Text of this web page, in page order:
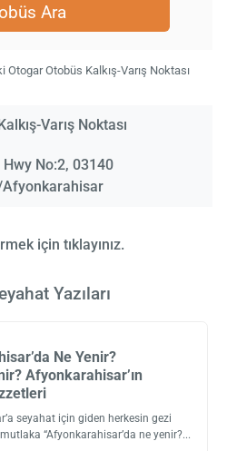
Ara
Otogar Otobüs Kalkış-Varış Noktası
Varış Noktası
No:2, 03140
için tıklayınız.
Yazıları
Ne Yenir?
Afyonkarahisar’ın
seyahat için giden herkesin gezi
“Afyonkarahisar’da ne yenir?